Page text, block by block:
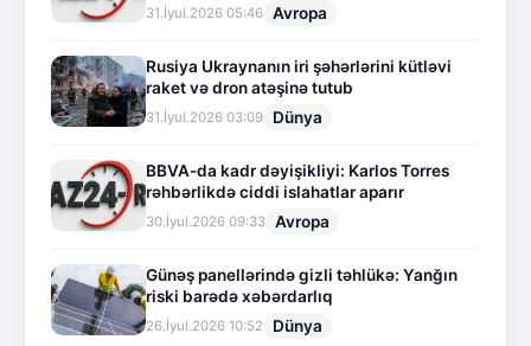
31.İyul.2026 05:46 Avropa
Rusiya Ukraynanın iri şəhərlərini kütləvi
raket və dron atəşinə tutub
31.İyul.2026 03:09 Dünya
BBVA-da kadr dəyişikliyi: Karlos Torres
rəhbərlikdə ciddi islahatlar aparır
30.İyul.2026 09:33 Avropa
Günəş panellərində gizli təhlükə: Yanğın
riski barədə xəbərdarlıq
26.İyul.2026 10:52 Dünya